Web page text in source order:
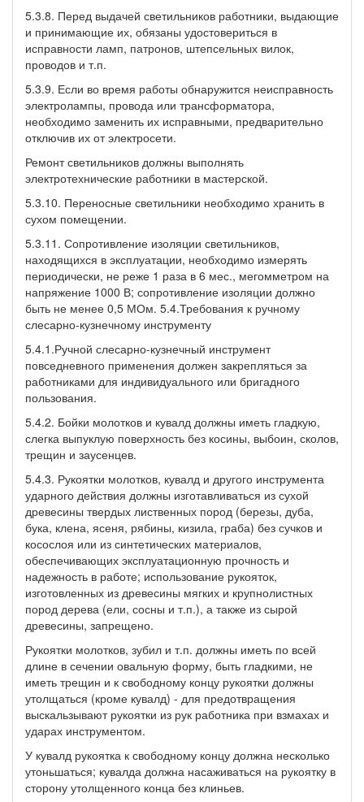
5.3.8. Перед выдачей светильников работники, выдающие
и принимающие их, обязаны удостовериться в
исправности ламп, патронов, штепсельных вилок,
проводов и т.п.
5.3.9. Если во время работы обнаружится неисправность
электролампы, провода или трансформатора,
необходимо заменить их исправными, предварительно
отключив их от электросети.
Ремонт светильников должны выполнять
электротехнические работники в мастерской.
5.3.10. Переносные светильники необходимо хранить в
сухом помещении.
5.3.11. Сопротивление изоляции светильников,
находящихся в эксплуатации, необходимо измерять
периодически, не реже 1 раза в 6 мес., мегомметром на
напряжение 1000 В; сопротивление изоляции должно
быть не менее 0,5 МОм. 5.4.Требования к ручному
слесарно-кузнечному инструменту
5.4.1.Ручной слесарно-кузнечный инструмент
повседневного применения должен закрепляться за
работниками для индивидуального или бригадного
пользования.
5.4.2. Бойки молотков и кувалд должны иметь гладкую,
слегка выпуклую поверхность без косины, выбоин, сколов,
трещин и заусенцев.
5.4.3. Рукоятки молотков, кувалд и другого инструмента
ударного действия должны изготавливаться из сухой
древесины твердых лиственных пород (березы, дуба,
бука, клена, ясеня, рябины, кизила, граба) без сучков и
косослоя или из синтетических материалов,
обеспечивающих эксплуатационную прочность и
надежность в работе; использование рукояток,
изготовленных из древесины мягких и крупнолистных
пород дерева (ели, сосны и т.п.), а также из сырой
древесины, запрещено.
Рукоятки молотков, зубил и т.п. должны иметь по всей
длине в сечении овальную форму, быть гладкими, не
иметь трещин и к свободному концу рукоятки должны
утолщаться (кроме кувалд) - для предотвращения
выскальзывают рукоятки из рук работника при взмахах и
ударах инструментом.
У кувалд рукоятка к свободному концу должна несколько
утоньшаться; кувалда должна насаживаться на рукоятку в
сторону утолщенного конца без клиньев.